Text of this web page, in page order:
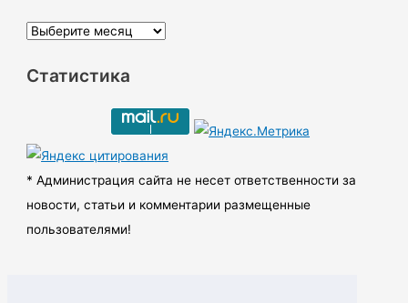
А
х
ы
Статистика
* Администрация сайта не несет ответственности за
новости, статьи и комментарии размещенные
пользователями!